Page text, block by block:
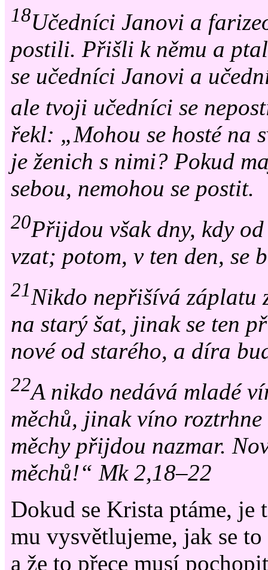
18Učedníci Janovi a
postili. Přišli k němu a
se učedníci Janovi a
ale tvoji učedníci se
řekl: „Mohou se hosté na
je ženich s nimi? Pokud
sebou, nemohou se postit.
20Přijdou však dny, kdy
vzat; potom, v ten den, se
21Nikdo nepřišívá záplatu
na starý šat, jinak se ten
nové od starého, a díra
22A nikdo nedává mladé
měchů, jinak víno
měchy přijdou nazmar.
měchů!“ Mk 2,18–22
Dokud se Krista ptáme, je
mu vysvětlujeme, jak se
a že to přece musí